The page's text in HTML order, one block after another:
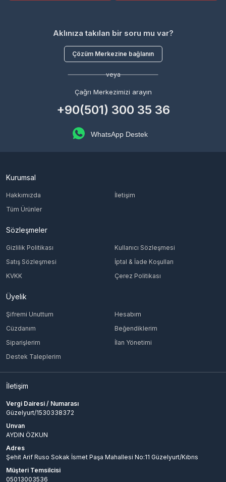
Aklınıza takılan bir soru mu var?
Çözüm Merkezine bağlanın
veya
Çağrı Merkezimizi arayın
+90(501) 300 35 36
WhatsApp Destek
Kurumsal
Hakkımızda
İletişim
Tüm Ürünler
Sözleşmeler
Gizlilik Politikası
Kullanıcı Sözleşmesi
Satış Sözleşmesi
İptal & İade Koşulları
KVKK
Çerez Politikası
Üyelik
Şifremi Unuttum
Hesabım
Cüzdanım
Beğendiklerim
Siparişlerim
İlan Yönetimi
Destek Taleplerim
İletişim
Vergi Dairesi / Numarası
Güzelyurt/1530338372
Unvan
AYDIN ÖZKUN
Adres
Şehit Arif Ruso Sokak İsmet Paşa Mahallesi No:11 Güzelyurt/Kıbrıs
Müşteri Temsilcisi
05013003536